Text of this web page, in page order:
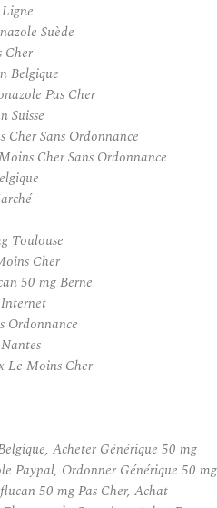
Suède
Cher
Belgique
Pas Cher
Suisse
Sans Ordonnance
Cher Sans Ordonnance
Toulouse
Cher
50 mg Berne
Ordonnance
Le Moins Cher
Acheter Générique 50 mg
Paypal, Ordonner Générique 50 mg
50 mg Pas Cher, Achat